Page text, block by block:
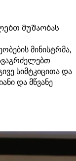
მუშაობას
მინისტრმა,
სიმტკიცითა და
და მწვანე